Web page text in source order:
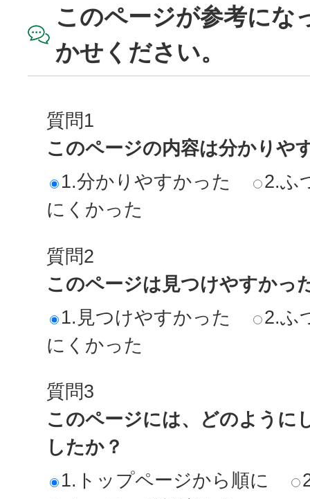
このページが参考にな
かせください。
質問1
このページの内容は分かりや
1.分かりやすかった
2.ふ
にくかった
質問2
このページは見つけやすかっ
1.見つけやすかった
2.ふ
にくかった
質問3
このページには、どのように
したか？
1.トップページから順に